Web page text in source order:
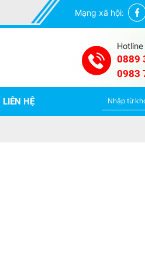
Mạng xã hội:
0889
0983
LIÊN HỆ